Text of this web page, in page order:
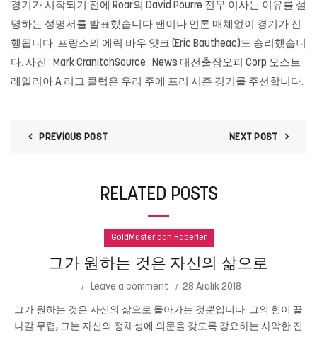
경기가 시작되기 전에 Roar의 David Pourre 전무 이사는 이유를 설
명하는 성명서를 발표했습니다 팬이나 언론 매체없이 경기가 진
행됩니다. 프랑스의 에릭 바우 얏크 (Eric Bautheac)도 승리했습니
다. 사진 : Mark CranitchSource : News 대전출장오피 Corp 오스트
레일리아 A 리그 클럽은 우리 주에 프리 시즌 경기를 주선합니다.
PREVIOUS POST NEXT POST
RELATED POSTS
GoldMaster'dan Haberler
그가 원하는 것은 자신의 삶으로
Leave a comment 28 Aralık 2018
그가 원하는 것은 자신의 삶으로 돌아가는 것뿐입니다. 그의 힘이 끝
나갈 무렵, 그는 자신의 정체성에 의문을 갖도록 강요하는 사악한 진